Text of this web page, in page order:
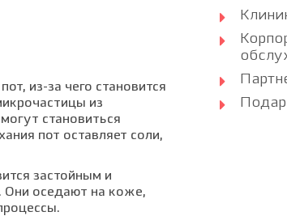
из-за чего становится
из
становиться
пот оставляет соли,
застойным и
Они оседают на коже,